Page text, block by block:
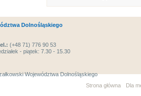
Dolnośląskiego
(+48 71) 776 90 53
- piątek: 7.30 - 15.30
Województwa Dolnośląskiego
Strona główna
Dla